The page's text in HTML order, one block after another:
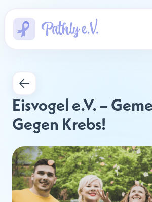
Eisvogel e.V. –
Gegen Krebs!